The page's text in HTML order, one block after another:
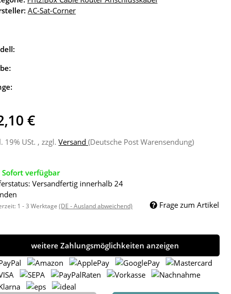
AC-Sat-Corner
€
19% USt. , zzgl.Versand(Deutsche Post Warensendung)
Sofort verfügbar
Versandfertig innerhalb 24
1 - 3 Werktage(DE - Ausland abweichend) Frage zum Artikel
weitere Zahlungsmöglichkeiten anzeigen